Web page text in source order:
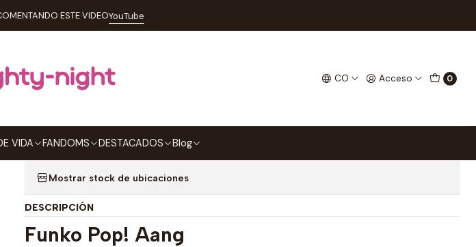
CO Acceso 0
VIDA FANDOMS DESTACADOS Blog
ESTE VIDEOYouTube
Aang Funko Pop Avatar The Last Airbender 1044 NYCC 2021
Aang Funko Pop Avatar The Last Airbender
1044 NYCC 2021
Agregar a la lista de favoritos
Mostrar stock de ubicaciones
DESCRIPCIÓN
Funko Pop! Aang